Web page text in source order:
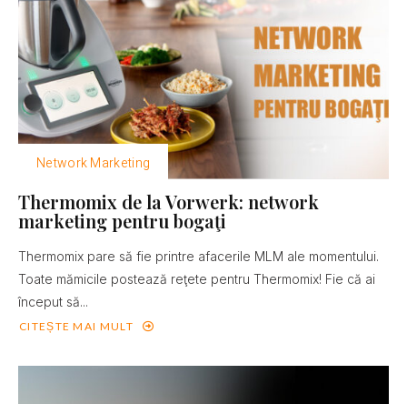
Network Marketing
Thermomix de la Vorwerk: network
marketing pentru bogaţi
Thermomix pare să fie printre afacerile MLM ale momentului.
Toate mămicile postează reţete pentru Thermomix! Fie că ai
început să...
CITEȘTE MAI MULT